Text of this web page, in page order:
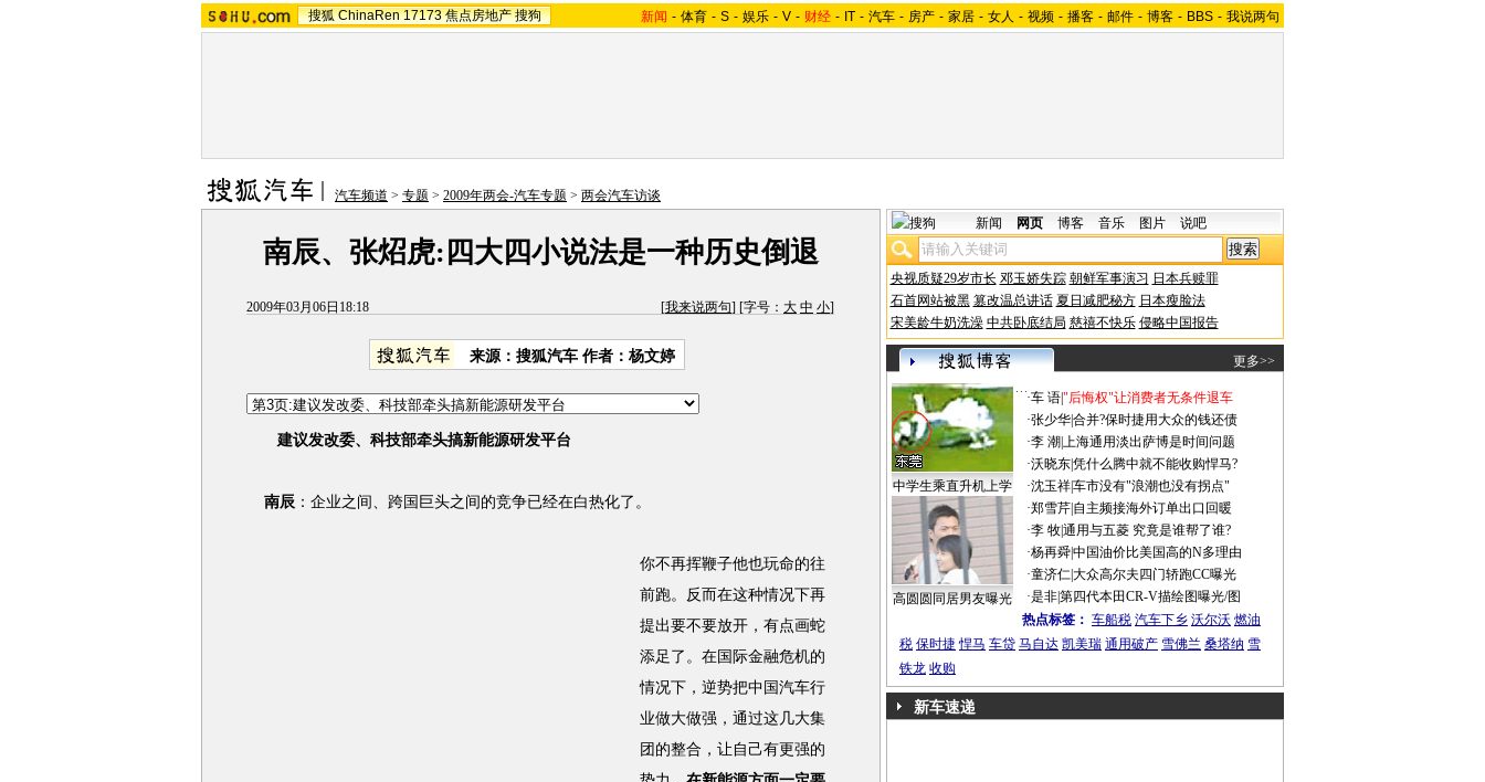
搜狐 ChinaRen 17173 焦点房地产 搜狗 新闻 - 体育 - S - 娱乐 - V - 财经 - IT - 汽车 - 房产 - 家居 - 女人 - 视频 - 播客 - 邮件 - 博客 - BBS - 我说两句
汽车频道 > 专题 > 2009年两会-汽车专题 > 两会汽车访谈
南辰、张炤虎:四大四小说法是一种历史倒退
2009年03月06日18:18 [我来说两句] [字号： 大 中 小]
来源：搜狐汽车 作者：杨文婷
建议发改委、科技部牵头搞新能源研发平台
南辰 ：企业之间、跨国巨头之间的竞争已经在白热化了。
你不再挥鞭子他也玩命的往
前跑。反而在这种情况下再
提出要不要放开，有点画蛇
添足了。在国际金融危机的
情况下，逆势把中国汽车行
业做大做强，通过这几大集
团的整合，让自己有更强的
新闻 网页 博客 音乐 图片 说吧
央视质疑29岁市长 邓玉娇失踪 朝鲜军事演习 日本兵赎罪
石首网站被黑 篡改温总讲话 夏日减肥秘方 日本瘦脸法
宋美龄牛奶洗澡 中共卧底结局 慈禧不快乐 侵略中国报告
更多>>
中学生乘直升机上学
高圆圆同居男友曝光
·车 语|"后悔权"让消费者无条件退车
·张少华|合并?保时捷用大众的钱还债
·李 潮 上海通用淡出萨博是时间问题
·沃晓东|凭什么腾中就不能收购悍马?
·沈玉祥|车市没有"浪潮也没有拐点"
·郑雪芹| 自主频接海外订单出口回暖
·李 牧|通用与五菱 究竟是谁帮了谁?
·杨再舜|中国油价比美国高的N多理由
·童济仁|大众高尔夫四门轿跑CC曝光
·是非|第四代本田CR-V描绘图曝光/图
热点标签： 车船税 汽车下乡 沃尔沃 燃油
税 保时捷 悍马 车贷 马自达 凯美瑞 通用破产 雪佛兰 桑塔纳 雪
铁龙 收购
新车速递